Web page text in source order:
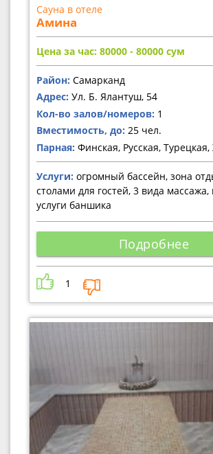
Сауна в отеле
Амина
Цена за час: 80000 - 80000 сум
Район: Самарканд
Адрес: Ул. Б. Ялантуш, 54
Кол-во залов/номеров: 1
Вместимость, до: 25 чел.
Парная: Финская, Русская,
Услуги: огромный бассейн, зона
столами для гостей, 3 вида массажа,
услуги баншика
Подробнее
1